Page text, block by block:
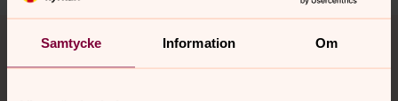
Samtycke Information Om
Tillbaka till toppen
Tillbaka till innehållet